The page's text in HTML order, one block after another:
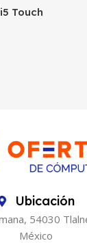
Touch
Ubicación
54030
México